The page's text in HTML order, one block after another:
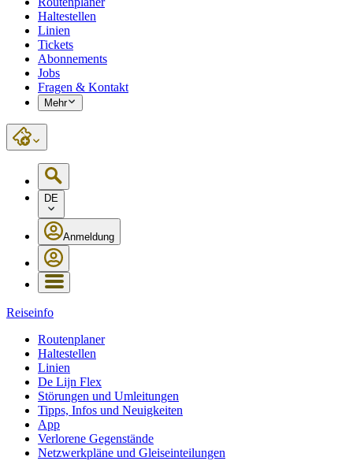
Haltestellen
Linien
Tickets
Abonnements
Jobs
Fragen & Kontakt
Mehr
DE
Anmeldung
Reiseinfo
Routenplaner
Haltestellen
Linien
De Lijn Flex
Störungen und Umleitungen
Tipps, Infos und Neuigkeiten
App
Verlorene Gegenstände
Netzwerkpläne und Gleiseinteilungen